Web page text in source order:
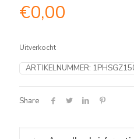
€0,00
Uitverkocht
ARTIKELNUMMER:
Share